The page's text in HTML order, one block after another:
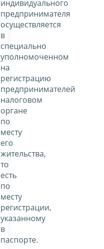
индивидуального
предпринимателя
осуществляется
в
специально
уполномоченном
на
регистрацию
предпринимателей
налоговом
органе
по
месту
его
жительства,
то
есть
по
месту
регистрации,
указанному
в
паспорте.